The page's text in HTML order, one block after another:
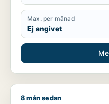
Max. per månad
Ej angivet
Jag söker kontor, lager,
8 mån sedan